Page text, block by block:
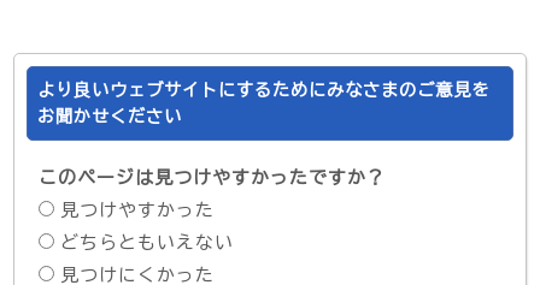
より良いウェブサイトにするためにみなさまのご意見を
お聞かせください
このページは見つけやすかったですか？
見つけやすかった
どちらともいえない
見つけにくかった